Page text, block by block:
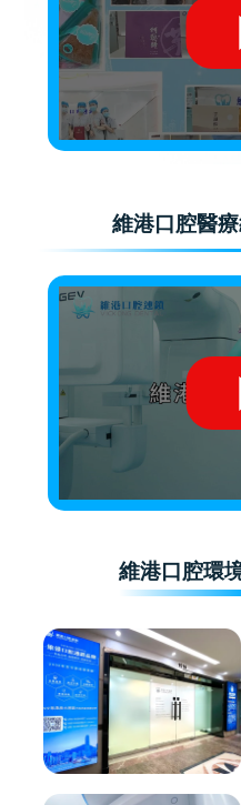
維港口腔醫
維港口腔環